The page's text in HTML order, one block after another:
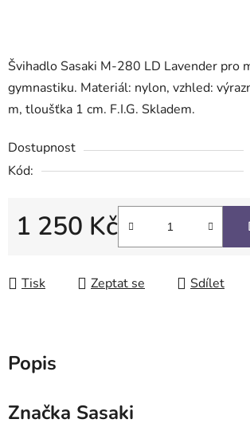
Švihadlo Sasaki M-280 LD Lavender pro
gymnastiku. Materiál: nylon, vzhled:
m, tloušťka 1 cm. F.I.G. Skladem.
Dostupnost
Kód:
1 250 Kč
Tisk Zeptat se Sdílet
Popis
Značka Sasaki